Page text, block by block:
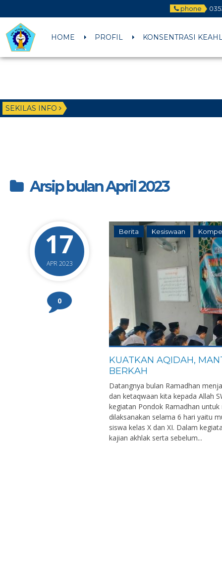
phone
HOME PROFIL KONSENTRASI
SEKILAS INFO
Arsip bulan April 2023
17
APR 2023
0
Berita Kesiswaan
KUATKAN AQIDAH,
BERKAH
Datangnya bulan Ramadhan
dan ketaqwaan kita kepada Allah
kegiatan Pondok Ramadhan
dilaksanakan selama 6 hari yaitu
siswa kelas X dan XI. Dalam
kajian akhlak serta sebelum...